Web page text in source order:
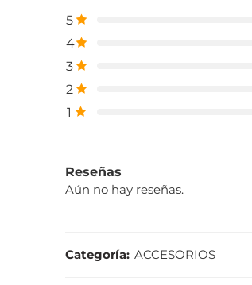
5
4
3
2
1
Reseñas
Aún no hay reseñas.
Categoría: ACCESORIOS